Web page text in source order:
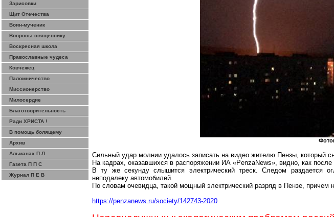
Зарисовки
Щит Отечества
Воин-мученик
Вопросы священнику
Воскресная школа
Православные чудеса
Ковчежец
Паломничество
Миссионерство
Милосердие
Благотворительность
Ради ХРИСТА !
В помощь болящему
Архив
Альманах П Л
Газета П П С
Журнал П Е В
Сильный удар молнии удалось записать на видео жителю Пензы, который
На кадрах, оказавшихся в распоряжении ИА «PenzaNews», видно, как
В ту же секунду слышится электрический треск. Следом раздается
неподалеку автомобилей.
По словам очевидца, такой мощный электрический разряд в Пензе, причем
https://penzanews.ru/society/142743-2020